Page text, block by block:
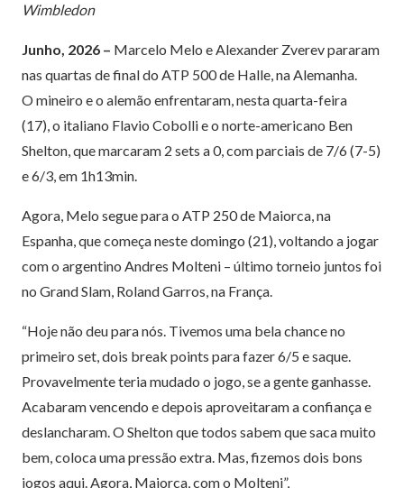
Wimbledon
Junho, 2026 – Marcelo Melo e Alexander Zverev pararam
nas quartas de final do ATP 500 de Halle, na Alemanha.
O mineiro e o alemão enfrentaram, nesta quarta-feira
(17), o italiano Flavio Cobolli e o norte-americano Ben
Shelton, que marcaram 2 sets a 0, com parciais de 7/6 (7-5)
e 6/3, em 1h13min.
Agora, Melo segue para o ATP 250 de Maiorca, na
Espanha, que começa neste domingo (21), voltando a jogar
com o argentino Andres Molteni – último torneio juntos foi
no Grand Slam, Roland Garros, na França.
“Hoje não deu para nós. Tivemos uma bela chance no
primeiro set, dois break points para fazer 6/5 e saque.
Provavelmente teria mudado o jogo, se a gente ganhasse.
Acabaram vencendo e depois aproveitaram a confiança e
deslancharam. O Shelton que todos sabem que saca muito
bem, coloca uma pressão extra. Mas, fizemos dois bons
jogos aqui. Agora, Maiorca, com o Molteni”,